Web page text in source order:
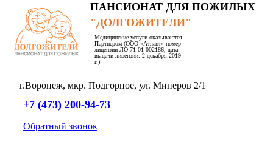
ПАНСИОНАТ ДЛЯ ПОЖИЛЫХ
"ДОЛГОЖИТЕЛИ"
Медицинские услуги оказываются
Партнером (ООО «Атлант» номер
лицензии ЛО-71-01-002186, дата
выдачи лицензии: 2 декабря 2019
г.)
г.Воронеж, мкр. Подгорное, ул. Минеров 2/1
+7 (473) 200-94-73
Обратный звонок